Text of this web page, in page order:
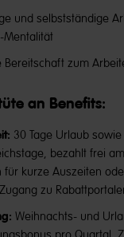
und selbstständige
Mentalität
Bereitschaft zum
an Benefits​:
30 Tage Urlaub
bezahlt frei am
für kurze Auszeiten
zu
Weihnachts- und